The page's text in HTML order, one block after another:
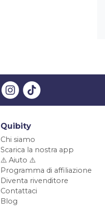
Quibity
Chi siamo
Scarica la nostra app
⚠️ Aiuto ⚠️
Programma di affiliazione
Diventa rivenditore
Contattaci
Blog